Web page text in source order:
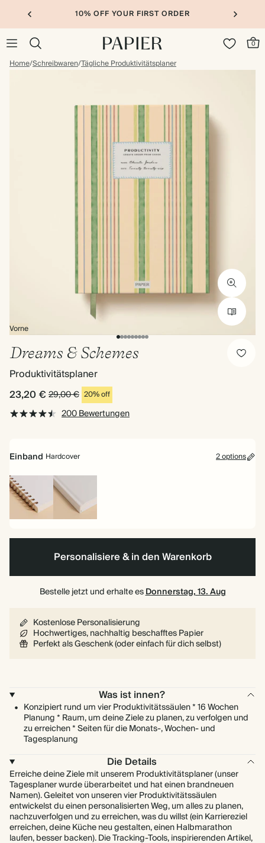
10% OFF YOUR FIRST ORDER
0
Home/Schreibwaren/Tägliche Produktivitätsplaner
Vorne
Dreams & Schemes
Produktivitätsplaner
23,20 € 29,00 € 20% off
200 Bewertungen
Einband Hardcover 2 options
SpiralgebundenHardcover
Personalisiere & in den Warenkorb
Bestelle jetzt und erhalte esDonnerstag, 13. Aug
Kostenlose Personalisierung
Hochwertiges, nachhaltig beschafftes Papier
Perfekt als Geschenk (oder einfach für dich selbst)
Was ist innen?
Konzipiert rund um vier Produktivitätssäulen * 16 Wochen
Planung * Raum, um deine Ziele zu planen, zu verfolgen und
zu erreichen * Seiten für die Monats-, Wochen- und
Tagesplanung
Die Details
Erreiche deine Ziele mit unserem Produktivitätsplaner (unser
Tagesplaner wurde überarbeitet und hat einen brandneuen
Namen). Geleitet von unseren vier Produktivitätssäulen
entwickelst du einen personalisierten Weg, um alles zu planen,
nachzuverfolgen und zu erreichen, was du willst (ein Karriereziel
erreichen, deine Küche neu gestalten, einen Halbmarathon
laufen, besser backen). Die Tracking-Tools, inspirierenden Artikel,